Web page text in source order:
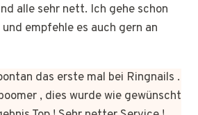
alle sehr nett. Ich gehe schon
empfehle es auch gern an
das erste mal bei Ringnails .
, dies wurde wie gewünscht